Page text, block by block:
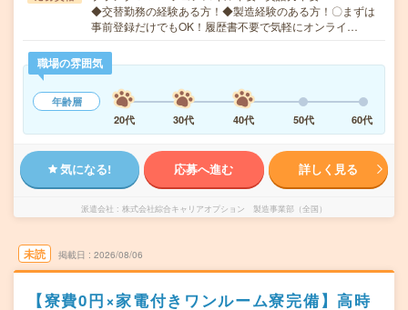
◆交替勤務の経験ある方！◆製造経験のある方！〇まずは
事前登録だけでもOK！履歴書不要で気軽にオンライ…
職場の雰囲気
年齢層
20代
30代 40代 50代 60代
気になる! 応募へ進む 詳しく見る
派遣会社 株式会社綜合キャリアオプション 製造事業部（全国）
未読 掲載日 2026/08/06
【寮費0円×家電付きワンルーム寮完備】高時